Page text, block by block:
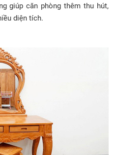
giúp căn phòng thêm thu hút,
diện tích.